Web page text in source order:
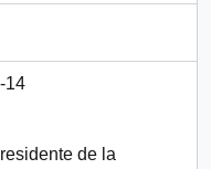
14
de la